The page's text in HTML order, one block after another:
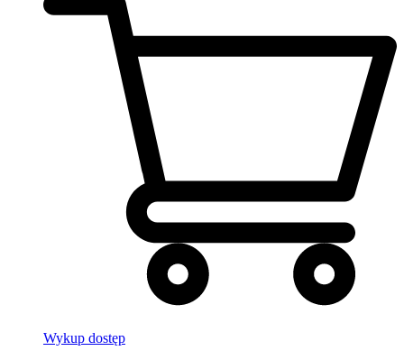
Wykup dostęp